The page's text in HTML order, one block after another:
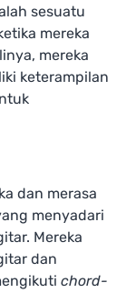
sesuatu
mereka
mereka
keterampilan
dan merasa
menyadari
Mereka
dan
chord-